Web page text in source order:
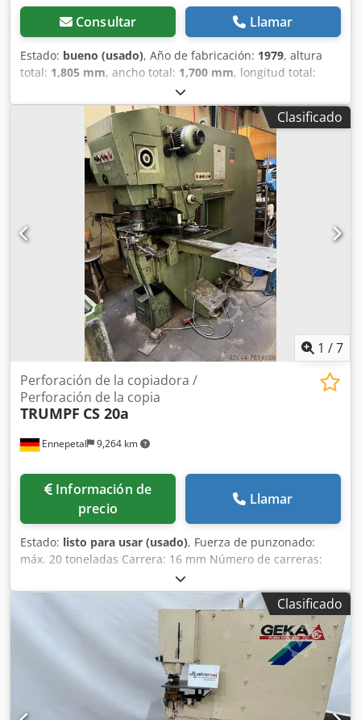
Consultar Llamar
Estado: bueno (usado), Año de fabricación: 1979, altura
total: 1,805 mm, ancho total: 1,700 mm, longitud total:
, espesor chapa acero (máx.):
trabajo:960 mm, peso total:1,200 kg, Copiadora
punzonadora PIONIER K 1200/6, capacidad para acero 6
mm, punzonado circular hasta Ø 500 mm, profundidad de
garganta 1220 mm, altura de garganta 200 mm, longitud
de trabajo 960 mm, motor 1,3 / 2,2 kW, carrera 10 mm,
dimensiones 2090x1400x1800 mm, peso 1200 kg, manual
de instrucciones Dsdpfx Aoyq Savsp Ijwa
Clasificado
1 /7
Ennepetal 9,264 km
Perforación de la copiadora /
Perforación de la copia
TRUMPF CS 20a
Información de
precio
Llamar
Estado: listo para usar (usado), Fuerza de punzonado:
máx. 20 toneladas Carrera: 16 mm Número de carreras:
200, 300, 400, 600 1/min Potencia del motor: 4 kW Áreas de
trabajo: transversal (eje x): 1.000 mm longitudinal (eje y):
500 mm Área de trabajo máx.: 500 x 1.000 mm Superficie
de la mesa: 875 x 1.600 mm (sin voladizo) Dwodpfx
Aoiknyhop Ioa Peso: aprox. 4.500 kg Rendimiento: ver hoja
de datos en la foto Gran variedad de unidades de
punzonado como accesorios para la máquina La máquina
aún está conectada a la corriente y se puede inspeccionar
en las instalaciones del vendedor.
Clasificado